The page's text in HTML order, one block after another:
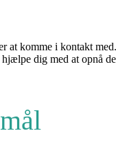
komme i kontakt
dig med at opnå